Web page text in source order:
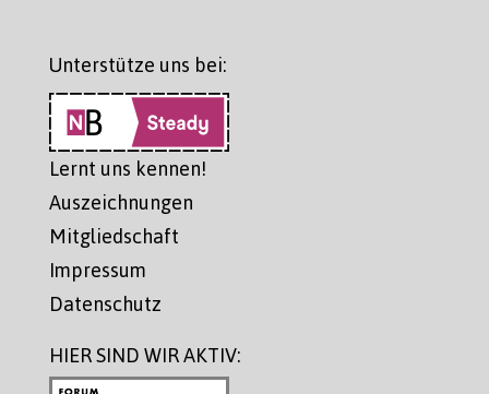
Unterstütze uns bei:
Lernt uns kennen!
Auszeichnungen
Mitgliedschaft
Impressum
Datenschutz
HIER SIND WIR AKTIV: